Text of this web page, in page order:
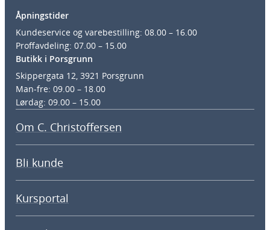
Åpningstider
Kundeservice og varebestilling: 08.00 – 16.00
Proffavdeling: 07.00 – 15.00
Butikk i Porsgrunn
Skippergata 12, 3921 Porsgrunn
Man-fre: 09.00 – 18.00
Lørdag: 09.00 – 15.00
Om C. Christoffersen
Bli kunde
Kursportal